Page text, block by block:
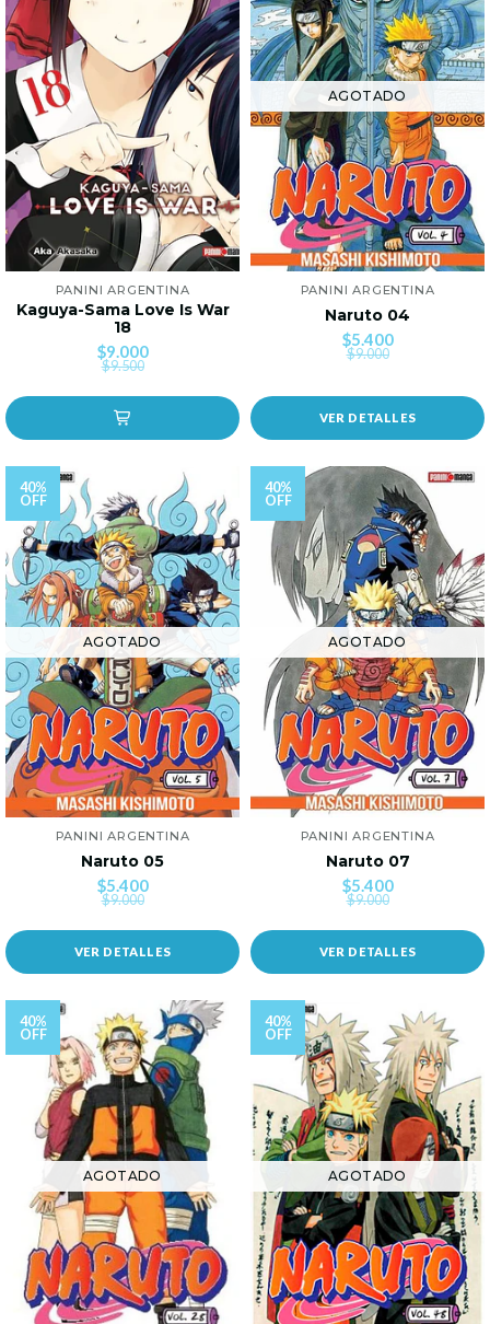
PANINI ARGENTINA
Kaguya-Sama Love Is War
18
$9.000
$9.500
AGOTADO
PANINI ARGENTINA
Naruto 04
$5.400
$9.000
VER DETALLES
40%
OFF
AGOTADO
PANINI ARGENTINA
Naruto 05
$5.400
$9.000
VER DETALLES
40%
OFF
AGOTADO
PANINI ARGENTINA
Naruto 07
$5.400
$9.000
VER DETALLES
40%
OFF
AGOTADO
40%
OFF
AGOTADO